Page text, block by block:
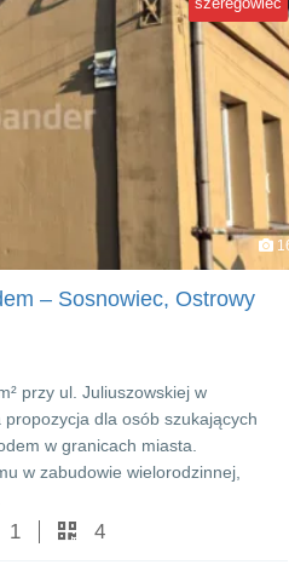
– Sosnowiec, Ostrowy
przy ul. Juliuszowskiej w
dla osób szukających
w granicach miasta.
w zabudowie wielorodzinnej,
1 4